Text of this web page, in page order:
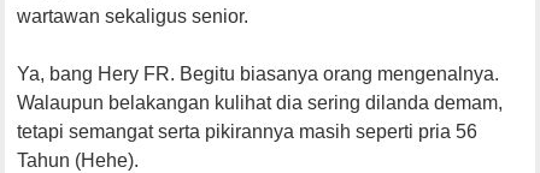
wartawan sekaligus senior.
Ya, bang Hery FR. Begitu biasanya orang mengenalnya.
Walaupun belakangan kulihat dia sering dilanda demam,
tetapi semangat serta pikirannya masih seperti pria 56
Tahun (Hehe).